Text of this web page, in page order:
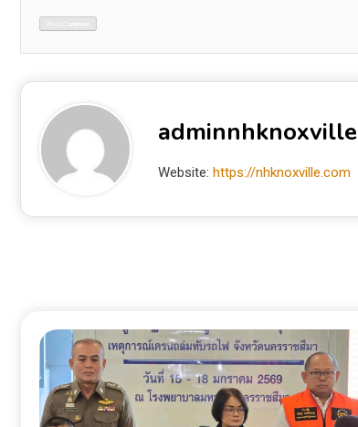
adminnhknoxville
Website: https://nhknoxville.com